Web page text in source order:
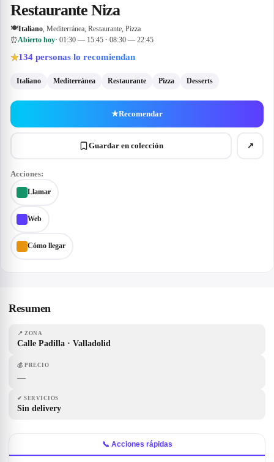
Restaurante Niza
🍽Italiano , Mediterránea, Restaurante, Pizza
⏰ Abierto hoy· 01:30 — 15:45 · 08:30 — 22:45
★134 personas lo recomiendan
Italiano Mediterránea Restaurante Pizza Desserts
★Recomendar
Guardar en colección ↗
Acciones:
Llamar
Web
Cómo llegar
Resumen
📍 ZONA
Calle Padilla · Valladolid
💰 PRECIO
—
✔ SERVICIOS
Sin delivery
📞 Acciones rápidas